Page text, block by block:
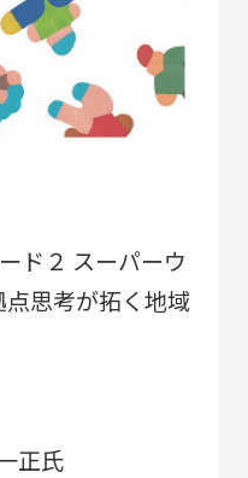
ナー
ード２ スーパーウ
点思考が拓く地域
正氏